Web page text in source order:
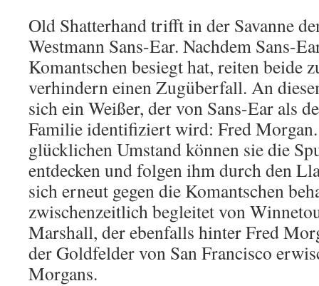
Old Shatterhand trifft in der Savanne
Westmann Sans-Ear. Nachdem Sans-
Komantschen besiegt hat, reiten beide
verhindern einen Zugüberfall. An
sich ein Weißer, der von Sans-Ear als
Familie identifiziert wird: Fred
glücklichen Umstand können sie die
entdecken und folgen ihm durch den
sich erneut gegen die Komantschen
zwischenzeitlich begleitet von
Marshall, der ebenfalls hinter Fred
der Goldfelder von San Francisco
Morgans.